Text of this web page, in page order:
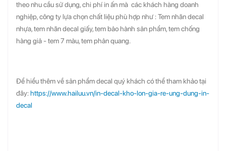
theo nhu cầu sử dụng, chi phí in ấn mà các khách hàng doanh
nghiệp, công ty lựa chọn chất liệu phù hợp như : Tem nhãn decal
nhựa, tem nhãn decal giấy, tem bảo hành sản phẩm, tem chống
hàng giả - tem 7 màu, tem phản quang.
Để hiểu thêm về sản phẩm decal quý khách có thể tham khảo tại
đây: https://www.hailuu.vn/in-decal-kho-lon-gia-re-ung-dung-in-
decal